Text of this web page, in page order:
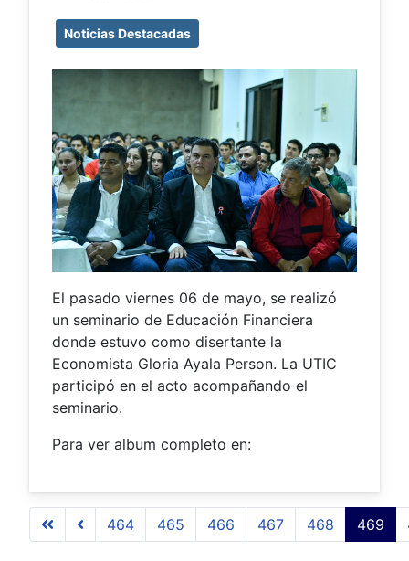
Noticias Destacadas
El pasado viernes 06 de mayo, se realizó
un seminario de Educación Financiera
donde estuvo como disertante la
Economista Gloria Ayala Person. La UTIC
participó en el acto acompañando el
seminario.
Para ver album completo en:
Página 469 de 509
464 465 466 467 468 469